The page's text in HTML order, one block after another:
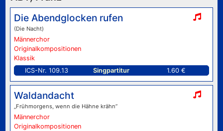
Die Abendglocken rufen
(Die Nacht)
Männerchor
Originalkompositionen
Klassik
ICS-Nr. 109.13
Singpartitur 1.60 €
Waldandacht
„Frühmorgens, wenn die Hähne krähn”
Männerchor
Originalkompositionen